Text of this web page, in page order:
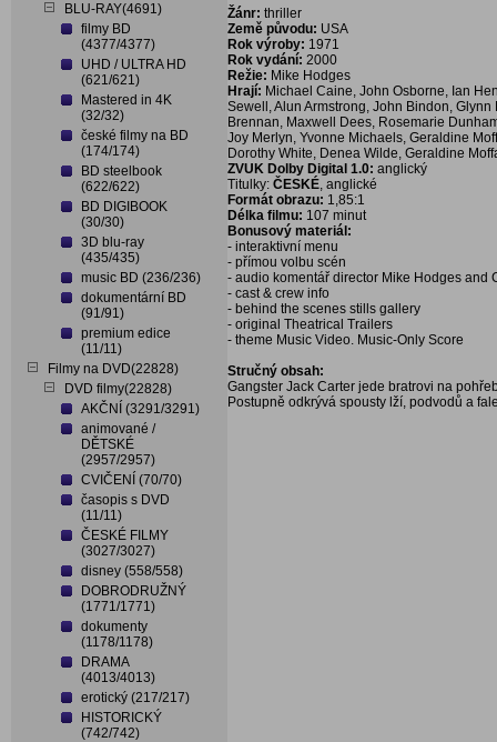
BLU-RAY(4691)
filmy BD
(4377/4377)
UHD / ULTRA HD
(621/621)
Mastered in 4K
(32/32)
české filmy na BD
(174/174)
BD steelbook
(622/622)
BD DIGIBOOK
(30/30)
3D blu-ray
(435/435)
music BD (236/236)
dokumentární BD
(91/91)
premium edice
(11/11)
Filmy na DVD(22828)
DVD filmy(22828)
AKČNÍ (3291/3291)
animované /
DĚTSKÉ
(2957/2957)
CVIČENÍ (70/70)
časopis s DVD
(11/11)
ČESKÉ FILMY
(3027/3027)
disney (558/558)
DOBRODRUŽNÝ
(1771/1771)
dokumenty
(1178/1178)
DRAMA
(4013/4013)
erotický (217/217)
HISTORICKÝ
(742/742)
Žánr: thriller
Země původu: USA
Rok výroby: 1971
Rok vydání: 2000
Režie: Mike Hodges
Hrají: Michael Caine, John Osborne, Ian
Sewell, Alun Armstrong, John Bindon,
Brennan, Maxwell Dees, Rosemarie
Joy Merlyn, Yvonne Michaels, Geraldine
Dorothy White, Denea Wilde, Geraldine
ZVUK Dolby Digital 1.0: anglický
Titulky: ČESKÉ, anglické
Formát obrazu: 1,85:1
Délka filmu: 107 minut
Bonusový materiál:
- interaktivní menu
- přímou volbu scén
- audio komentář director Mike Hodges and
- cast & crew info
- behind the scenes stills gallery
- original Theatrical Trailers
- theme Music Video. Music-Only Score
Stručný obsah:
Gangster Jack Carter jede bratrovi na
Postupně odkrývá spousty lží, podvodů a